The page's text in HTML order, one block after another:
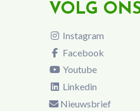
VOLG
Instagram
Facebook
Youtube
Linkedin
Nieuwsbrief